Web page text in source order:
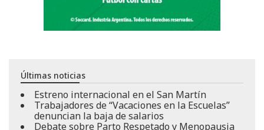
Últimas noticias
Estreno internacional en el San Martín
Trabajadores de “Vacaciones en la Escuelas”
denuncian la baja de salarios
Debate sobre Parto Respetado y Menopausia